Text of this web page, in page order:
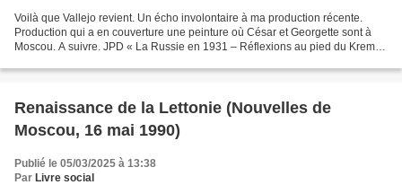
Voilà que Vallejo revient. Un écho involontaire à ma production récente.
Production qui a en couverture une peinture où César et Georgette sont à
Moscou. A suivre. JPD « La Russie en 1931 – Réflexions au pied du Kremlin
Renaissance de la Lettonie (Nouvelles de
Moscou, 16 mai 1990)
Publié le 05/03/2025 à 13:38
Par Livre social